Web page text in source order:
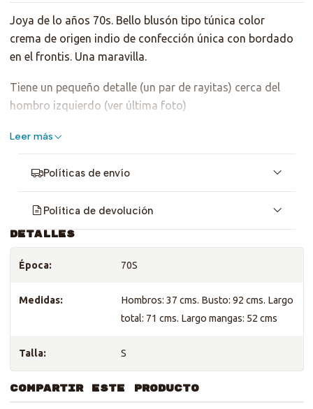
Joya de lo años 70s. Bello blusón tipo túnica color
crema de origen indio de confección única con bordado
en el frontis. Una maravilla.
Tiene un pequeño detalle (un par de rayitas) cerca del
hombro izquierdo (ver última foto)
Es talla S, sirve para XS o M. Revisa medidas <3
Recuerda que parte de la moda circular es obviar detalles y
Leer más
Políticas de envío
Política de devolución
DETALLES
Época: 70S
Medidas:
Hombros: 37 cms. Busto: 92 cms. Largo
total: 71 cms. Largo mangas: 52 cms
Talla: S
COMPARTIR ESTE PRODUCTO